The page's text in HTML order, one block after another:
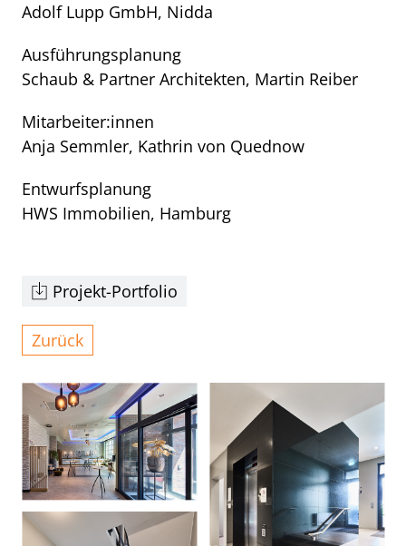
Adolf Lupp GmbH, Nidda
Ausführungsplanung
Schaub & Partner Architekten, Martin Reiber
Mitarbeiter:innen
Anja Semmler, Kathrin von Quednow
Entwurfsplanung
HWS Immobilien, Hamburg
Projekt-Portfolio
Zurück